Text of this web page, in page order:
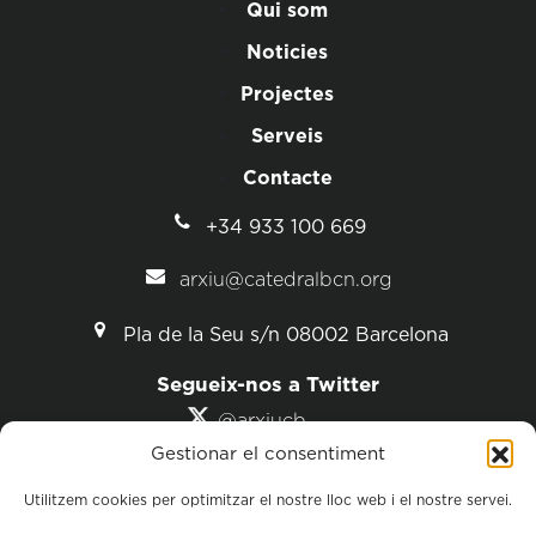
Gestionar el consentiment
Utilitzem cookies per optimitzar el nostre lloc web i el nostre servei.
Qui som
Noticies
Projectes
Serveis
Contacte
+34 933 100 669
arxiu@catedralbcn.org
Pla de la Seu s/n 08002 Barcelona
Segueix-nos a Twitter
@arxiucb
@catedralbcn